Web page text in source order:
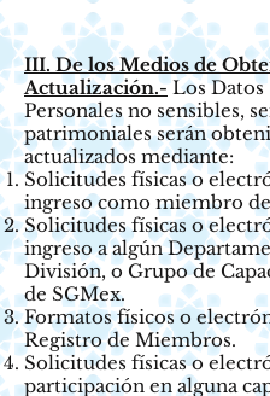
III. De los Medios de
Actualización.-Los Datos
Personales no sensibles,
patrimoniales serán
actualizados mediante:
Solicitudes físicas o
ingreso como miembro
Solicitudes físicas o
ingreso a algún
División, o Grupo de
de SGMex.
Formatos físicos o
Registro de Miembros.
Solicitudes físicas o
participación en alguna